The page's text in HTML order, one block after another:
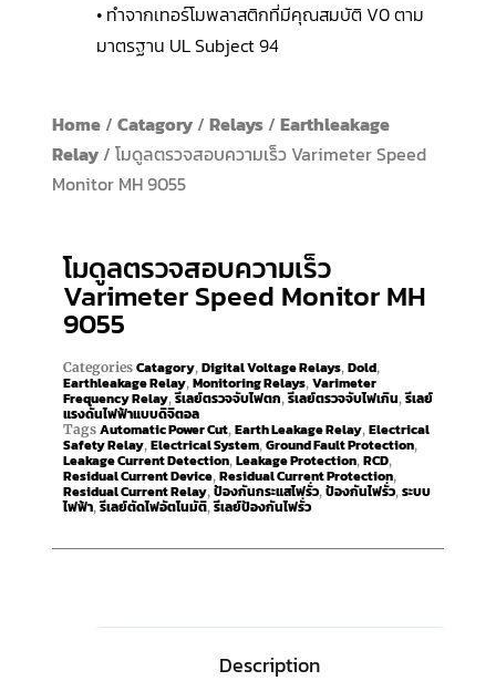
• ทำจากเทอร์โมพลาสติกที่มีคุณสมบัติ V0 ตาม
มาตรฐาน UL Subject 94
Home/ Catagory/ Relays/ Earthleakage
Relay/ โมดูลตรวจสอบความเร็ว Varimeter Speed
Monitor MH 9055
โมดูลตรวจสอบความเร็ว
Varimeter Speed Monitor MH
9055
Categories Catagory, Digital Voltage Relays, Dold,
Earthleakage Relay, Monitoring Relays, Varimeter
Frequency Relay,รีเลย์ตรวจจับไฟตก,รีเลย์ตรวจจับไฟเกิน,รีเลย์
แรงดันไฟฟ้าแบบดิจิตอล
Tags Automatic Power Cut, Earth Leakage Relay, Electrical
Safety Relay, Electrical System, Ground Fault Protection,
Leakage Current Detection, Leakage Protection, RCD,
Residual Current Device, Residual Current Protection,
Residual Current Relay, ป้องกันกระแสไฟรั่ว, ป้องกันไฟรั่ว, ระบบ
ไฟฟ้า,รีเลย์ตัดไฟอัตโนมัติ,รีเลย์ป้องกันไฟรั่ว
Description